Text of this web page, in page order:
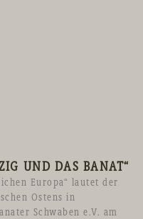
UND DAS BANAT“
Europa“ lautet der
Ostens in
Schwaben e.V. am